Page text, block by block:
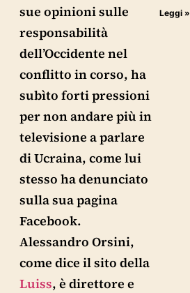
sue opinioni sulle
responsabilità
dell’Occidente nel
conflitto in corso, ha
subìto forti pressioni
per non andare più in
televisione a parlare
di Ucraina, come lui
stesso ha denunciato
sulla sua pagina
Facebook.
Alessandro Orsini,
come dice il sito della
Luiss, è direttore e
Leggi »